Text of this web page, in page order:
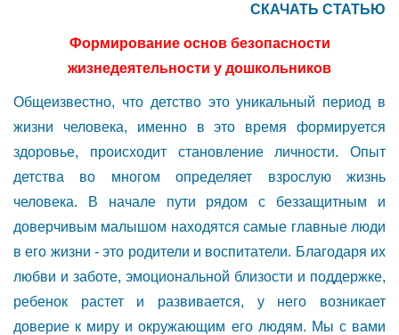
СКАЧАТЬ СТАТЬЮ
Формирование основ безопасности
жизнедеятельности у дошкольников
Общеизвестно, что детство это уникальный период в
жизни человека, именно в это время формируется
здоровье, происходит становление личности. Опыт
детства во многом определяет взрослую жизнь
человека. В начале пути рядом с беззащитным и
доверчивым малышом находятся самые главные люди
в его жизни - это родители и воспитатели. Благодаря их
любви и заботе, эмоциональной близости и поддержке,
ребенок растет и развивается, у него возникает
доверие к миру и окружающим его людям. Мы с вами